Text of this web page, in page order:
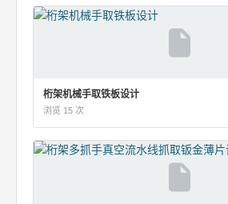
桁架机械手取铁板设计
浏览 15 次